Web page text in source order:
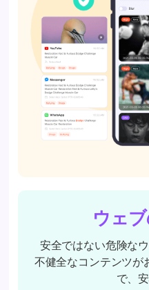
ウェ
安全ではない危険な
不健全なコンテンツが
で、